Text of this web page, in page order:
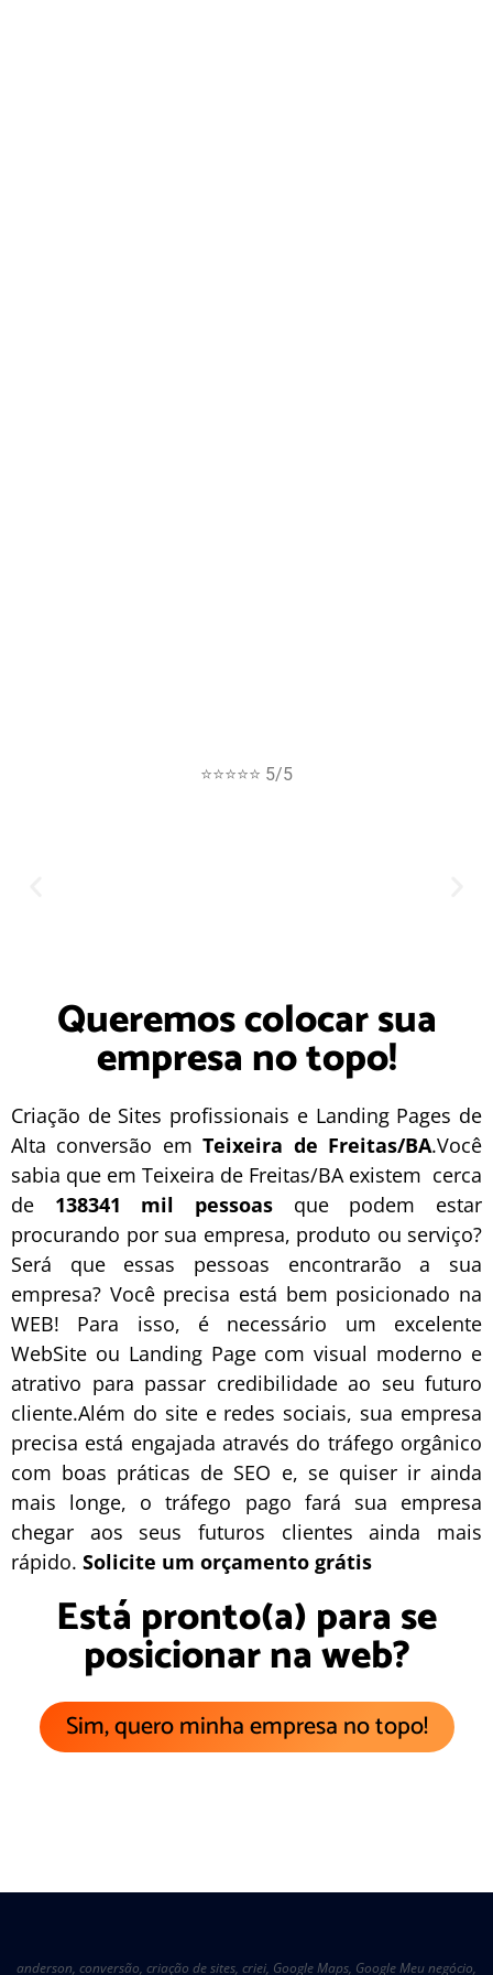
⭐⭐⭐⭐⭐ 5/5
Queremos colocar sua
empresa no topo!
Criação de Sites profissionais e Landing Pages de
Alta conversão emTeixeira de Freitas/BA.Você
sabia que em Teixeira de Freitas/BA existem cerca
de 138341 mil pessoas que podem estar
procurando por sua empresa, produto ou serviço?
Será que essas pessoas encontrarão a sua
empresa? Você precisa está bem posicionado na
WEB! Para isso, é necessário um excelente
WebSite ou Landing Pagecom visual moderno e
atrativo para passar credibilidade ao seu futuro
cliente.Além do site e redes sociais, sua empresa
precisa está engajada através do tráfego orgânico
com boas práticas de SEO e, se quiser ir ainda
mais longe, otráfego pago fará sua empresa
chegar aos seus futuros clientes ainda mais
rápido. Solicite um orçamento grátis
Está pronto(a) para se
posicionar na web?
Sim, quero minha empresa no topo!
anderson, conversão, criação de sites, criei, Google Maps, Google Meu negócio,